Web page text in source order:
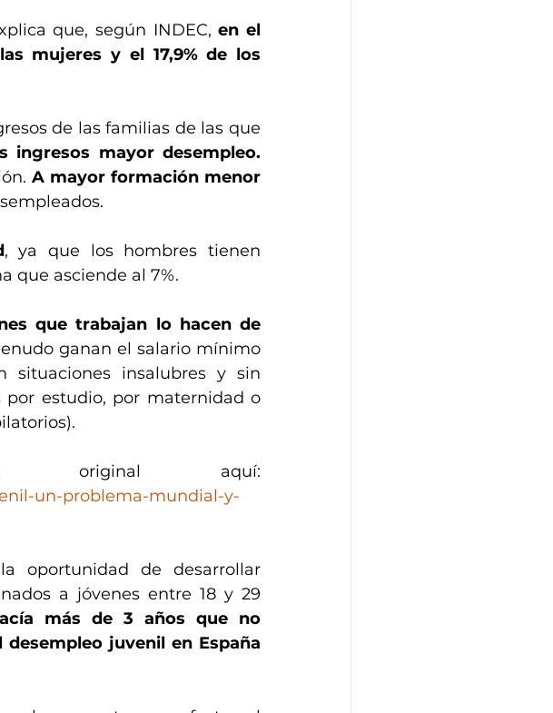
que, según INDEC, en el
mujeres y el 17,9% de los
de las familias de las que
A mayor formación menor
, ya que los hombres tienen
que asciende al 7%.
que trabajan lo hacen de
ganan el salario mínimo
situaciones insalubres y sin
por estudio, por maternidad o
un-problema-mundial-y-
a jóvenes entre 18 y 29
más de 3 años que no
desempleo juvenil en España